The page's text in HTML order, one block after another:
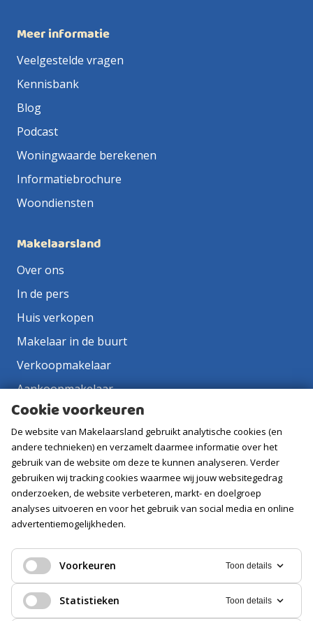
Meer informatie
Veelgestelde vragen
Kennisbank
Blog
Podcast
Woningwaarde berekenen
Informatiebrochure
Woondiensten
Makelaarsland
Over ons
In de pers
Huis verkopen
Makelaar in de buurt
Verkoopmakelaar
Aankoopmakelaar
Contact
Vacatures
Volg ons
Cookie voorkeuren
De website van Makelaarsland gebruikt analytische cookies (en
andere technieken) en verzamelt daarmee informatie over het
gebruik van de website om deze te kunnen analyseren. Verder
gebruiken wij tracking cookies waarmee wij jouw websitegedrag
onderzoeken, de website verbeteren, markt- en doelgroep
analyses uitvoeren en voor het gebruik van social media en online
advertentiemogelijkheden.
Voorkeuren Toon details
Statistieken Toon details